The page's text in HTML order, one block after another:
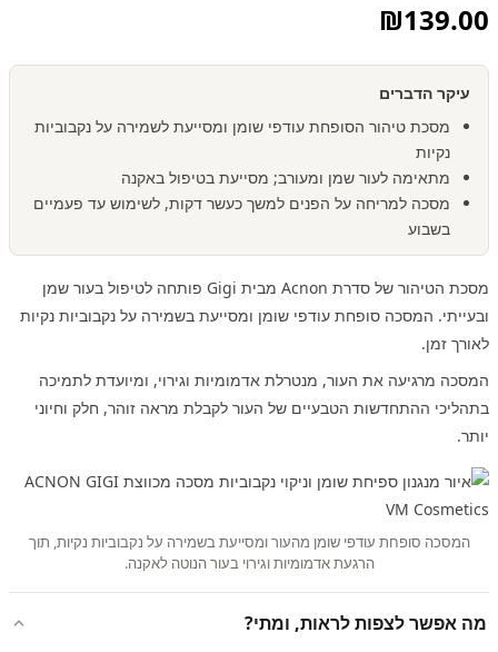
₪139.00
עיקר הדברים
מסכת טיהור הסופחת עודפי שומן ומסייעת לשמירה על נקבוביות
נקיות
מתאימה לעור שמן ומעורב; מסייעת בטיפול באקנה
מסכה למריחה על הפנים למשך כעשר דקות, לשימוש עד פעמיים
בשבוע
מסכת הטיהור של סדרת Acnon מבית Gigi פותחה לטיפול בעור שמן
ובעייתי. המסכה סופחת עודפי שומן ומסייעת בשמירה על נקבוביות נקיות
לאורך זמן.
המסכה מרגיעה את העור, מנטרלת אדמומיות וגירוי, ומיועדת לתמיכה
בתהליכי ההתחדשות הטבעיים של העור לקבלת מראה זוהר, חלק וחיוני
יותר.
המסכה סופחת עודפי שומן מהעור ומסייעת בשמירה על נקבוביות נקיות, תוך
הרגעת אדמומיות וגירוי בעור הנוטה לאקנה.
מה אפשר לצפות לראות, ומתי?